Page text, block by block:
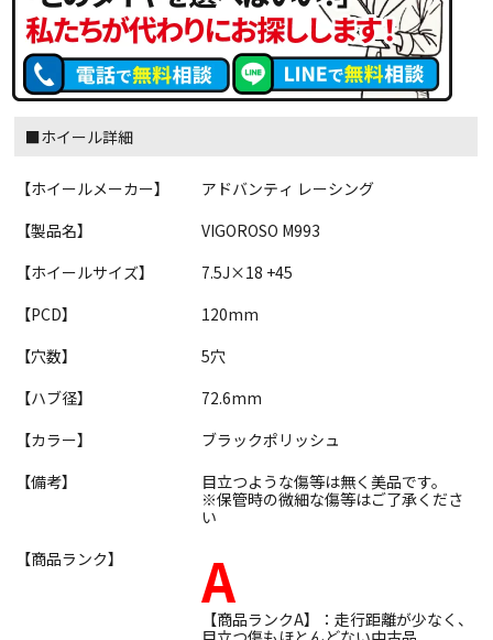
■ホイール詳細
【ホイールメーカー】
アドバンティ レーシング
【製品名】
VIGOROSO M993
【ホイールサイズ】
7.5J×18 +45
【PCD】
120mm
【穴数】
5穴
【ハブ径】
72.6mm
【カラー】
ブラックポリッシュ
【備考】
目立つような傷等は無く美品です。
※保管時の微細な傷等はご了承くださ
い
【商品ランク】
A
【商品ランクA】：走行距離が少なく、